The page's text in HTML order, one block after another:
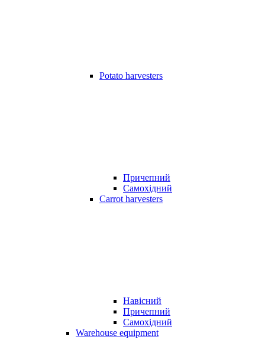
Potato harvesters
Причепний
Самохідний
Carrot harvesters
Навісний
Причепний
Самохідний
Warehouse equipment